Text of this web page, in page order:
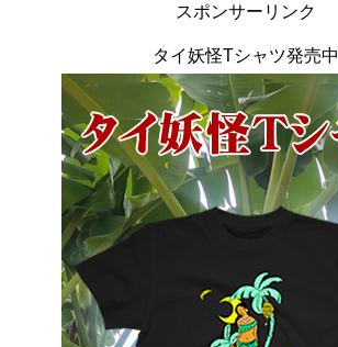
スポンサーリンク
タイ妖怪Tシャツ発売中